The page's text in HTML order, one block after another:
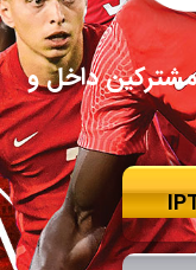
داخل و